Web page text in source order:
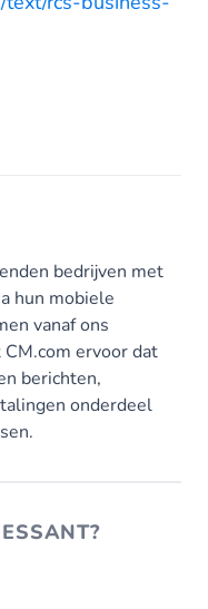
bedrijven met
hun mobiele
vanaf ons
ervoor dat
berichten,
onderdeel